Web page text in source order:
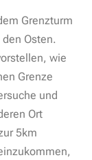
Grenzturm
Osten.
wie
Grenze
und
Ort
5km